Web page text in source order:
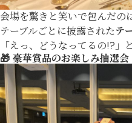
会場を驚きと笑いで包んだのは
テーブルごとに披露されたテ
「えっ、どうなってるの!?」
🎁 豪華賞品のお楽しみ抽選会